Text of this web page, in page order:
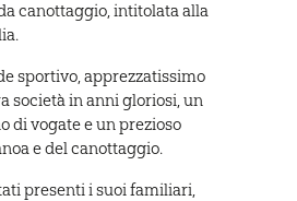
canottaggio, intitolata alla
sportivo, apprezzatissimo
società in anni gloriosi, un
di vogate e un prezioso
e del canottaggio.
presenti i suoi familiari,